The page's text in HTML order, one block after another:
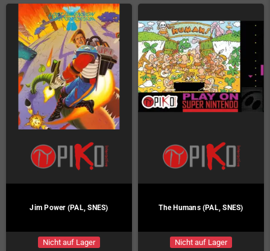
Jim Power (PAL, SNES)
Nicht auf Lager
The Humans (PAL, SNES)
Nicht auf Lager